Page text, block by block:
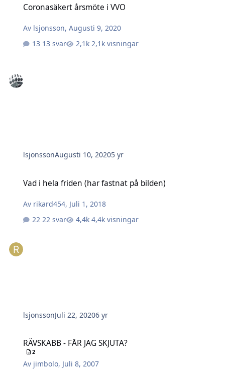
Coronasäkert årsmöte i VVO
Av lsjonsson,Augusti 9, 2020
13 svar
2,1k visningar
lsjonssonAugusti 10, 20205 yr
Vad i hela friden (har fastnat på bilden)
Av rikard454, Juli 1, 2018
22 svar
4,4k visningar
lsjonssonJuli 22, 20206 yr
RÄVSKABB - FÅR JAG SKJUTA?
2
Av jimbolo, Juli 8, 2007